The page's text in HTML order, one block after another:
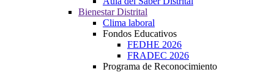
Bienestar Distrital
Clima laboral
Fondos Educativos
FEDHE 2026
FRADEC 2026
Programa de Reconocimiento